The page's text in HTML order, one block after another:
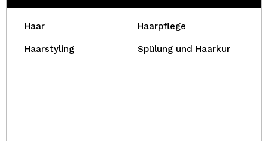
Haar Haarpflege
Haarstyling Spülung und Haarkur